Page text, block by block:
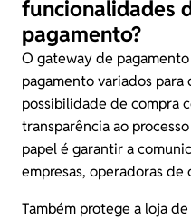
funcionalidades
pagamento?
O gateway de
pagamento variados
possibilidade de compra
transparência ao
papel é garantir a
empresas, operadoras de
Também protege a loja